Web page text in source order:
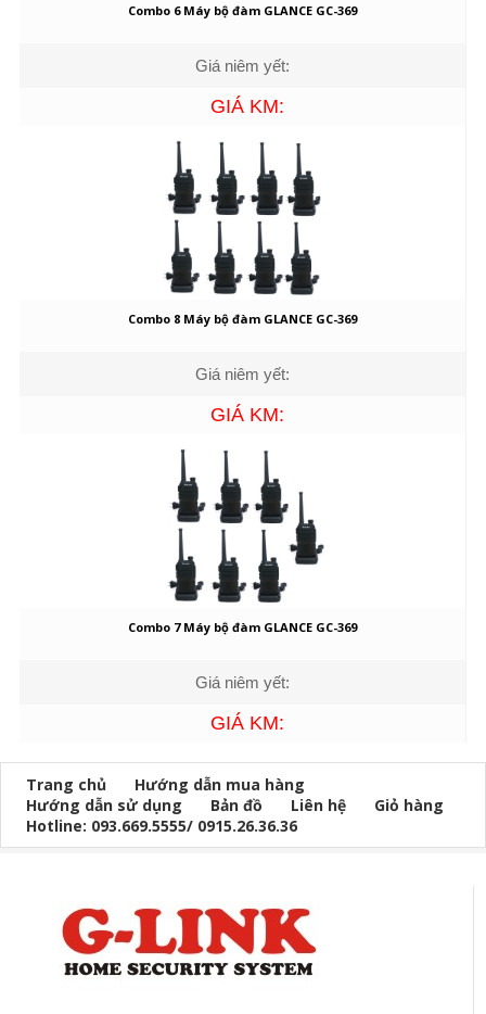
Combo 6 Máy bộ đàm GLANCE GC-369
Giá niêm yết:
GIÁ KM:
Combo 8 Máy bộ đàm GLANCE GC-369
Giá niêm yết:
GIÁ KM:
Combo 7 Máy bộ đàm GLANCE GC-369
Giá niêm yết:
GIÁ KM:
Trang chủ
Hướng dẫn mua hàng
Hướng dẫn sử dụng
Bản đồ Liên hệ
Giỏ hàng
Hotline: 093.669.5555/ 0915.26.36.36